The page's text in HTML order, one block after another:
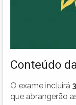
Conteúdo
O exame incluirá
que abrangerão